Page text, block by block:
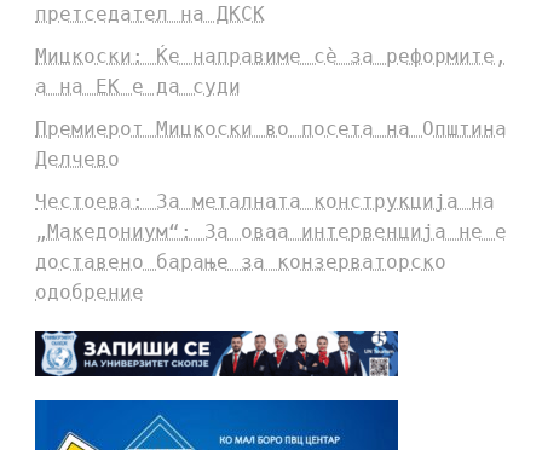
претседател на ДКСК
Мицкоски: Ќе направиме сè за реформите,
а на ЕК е да суди
Премиерот Мицкоски во посета на Општина
Делчево
Честоева: За металната конструкција на
„Македониум“: За оваа интервенција не е
доставено барање за конзерваторско
одобрение